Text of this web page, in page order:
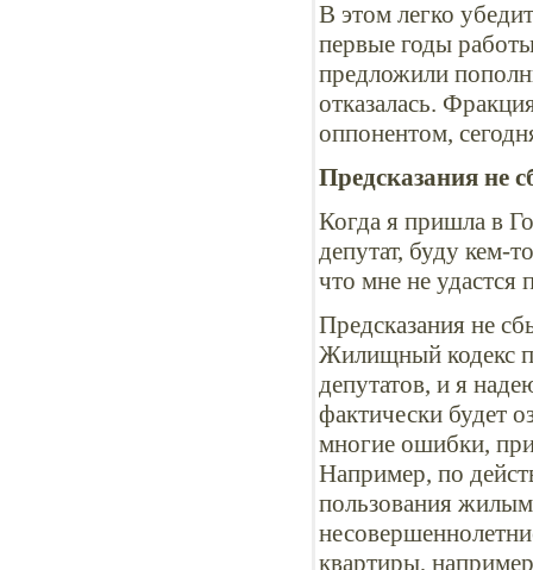
В этом легко
первые годы
предложили
отказалась.
оппонентом,
Предсказания не
Когда я пришла в
депутат, буду кем-
что мне не удастся
Предсказания не
Жилищный кодекс
депутатов, и я
фактически будет
многие ошибки,
Например, по
пользования
квартиры,